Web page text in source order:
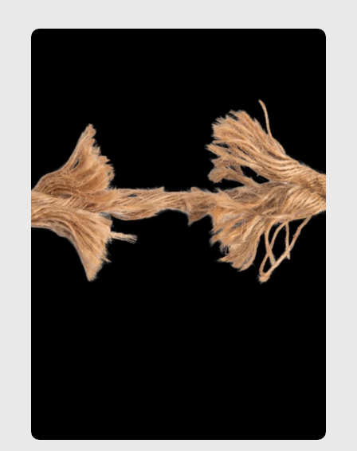
dietro gli oggetti e i servizi che fanno la nostra vita